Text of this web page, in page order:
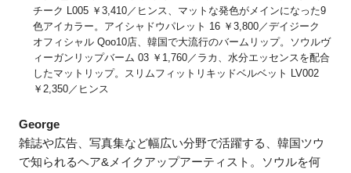
チーク L005 ￥3,410／ヒンス、マットな発色がメインになった9
色アイカラー。アイシャドウパレット 16 ￥3,800／デイジーク
オフィシャル Qoo10店、韓国で大流行のバームリップ。ソウルヴ
ィーガンリップバーム 03 ￥1,760／ラカ、水分エッセンスを配合
したマットリップ。スリムフィットリキッドベルベット LV002
￥2,350／ヒンス
George
雑誌や広告、写真集など幅広い分野で活躍する、韓国ツウ
で知られるヘア&メイクアップアーティスト。ソウルを何